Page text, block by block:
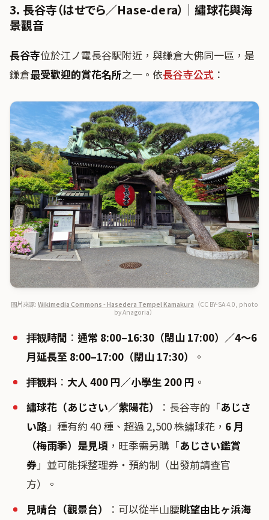
3. 長谷寺（はせでら／Hase-dera）｜繡球花與海
景觀音
長谷寺位於江ノ電長谷駅附近，與鎌倉大佛同一區，是
鎌倉最受歡迎的賞花名所之一。依長谷寺公式 ：
圖片來源: Wikimedia Commons - Hasedera Tempel Kamakura （CC BY-SA 4.0, photo
by Anagoria）
拝観時間 ： 通常 8:00–16:30（閉山 17:00）／4〜6
月延長至 8:00–17:00（閉山 17:30）
。
拝観料 ： 大人 400 円／小學生 200 円 。
繡球花（あじさい／紫陽花）
：長谷寺的「あじさ
い路」種有約 40 種、超過 2,500 株繡球花， 6 月
（梅雨季）是見頃 ，旺季需另購「あじさい鑑賞
券」並可能採整理券・預約制（出發前請查官
方）。
見晴台（觀景台）
：可以從半山腰眺望由比ヶ浜海